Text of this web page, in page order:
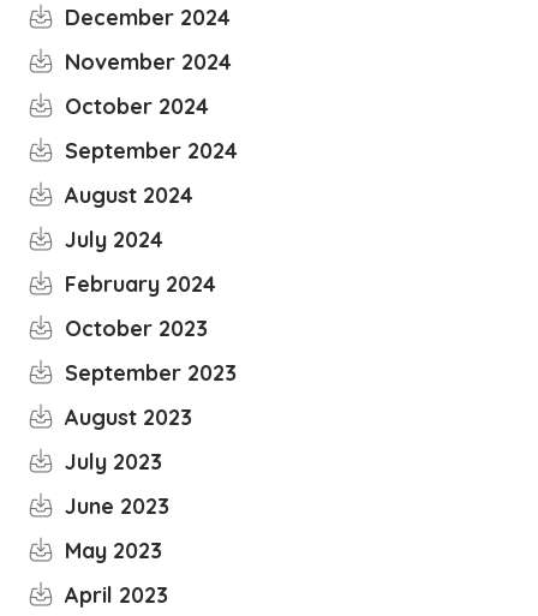
December 2024
November 2024
October 2024
September 2024
August 2024
July 2024
February 2024
October 2023
September 2023
August 2023
July 2023
June 2023
May 2023
April 2023